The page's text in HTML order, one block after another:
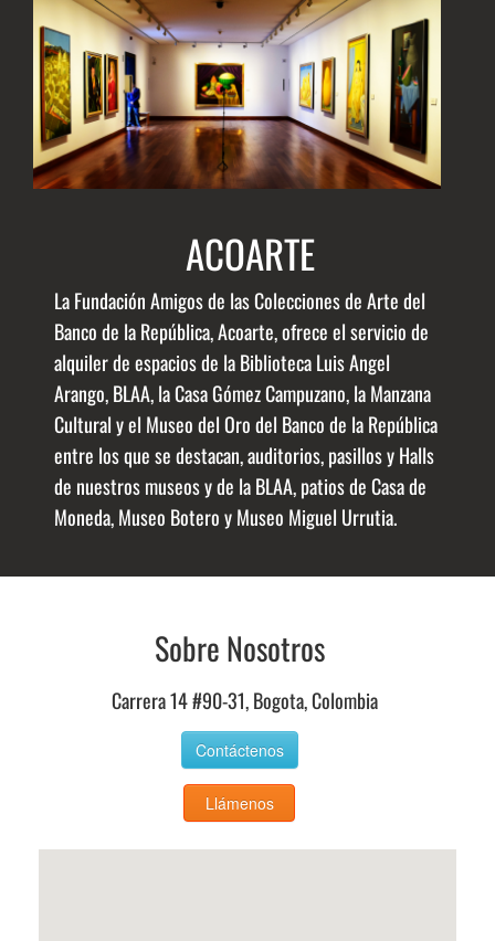
ACOARTE
La Fundación Amigos de las Colecciones de Arte del
Banco de la República, Acoarte, ofrece el servicio de
alquiler de espacios de la Biblioteca Luis Angel
Arango, BLAA, la Casa Gómez Campuzano, la Manzana
Cultural y el Museo del Oro del Banco de la República
entre los que se destacan, auditorios, pasillos y Halls
de nuestros museos y de la BLAA, patios de Casa de
Moneda, Museo Botero y Museo Miguel Urrutia.
Sobre Nosotros
Carrera 14 #90-31, Bogota, Colombia
Contáctenos
Llámenos